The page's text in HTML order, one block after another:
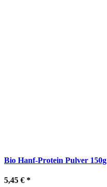
Bio Hanf-Protein Pulver 150g
5,45 € *